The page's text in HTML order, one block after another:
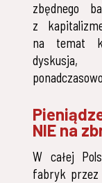
zbędnego
z
na temat
NIE na
W całej
fabryk przez